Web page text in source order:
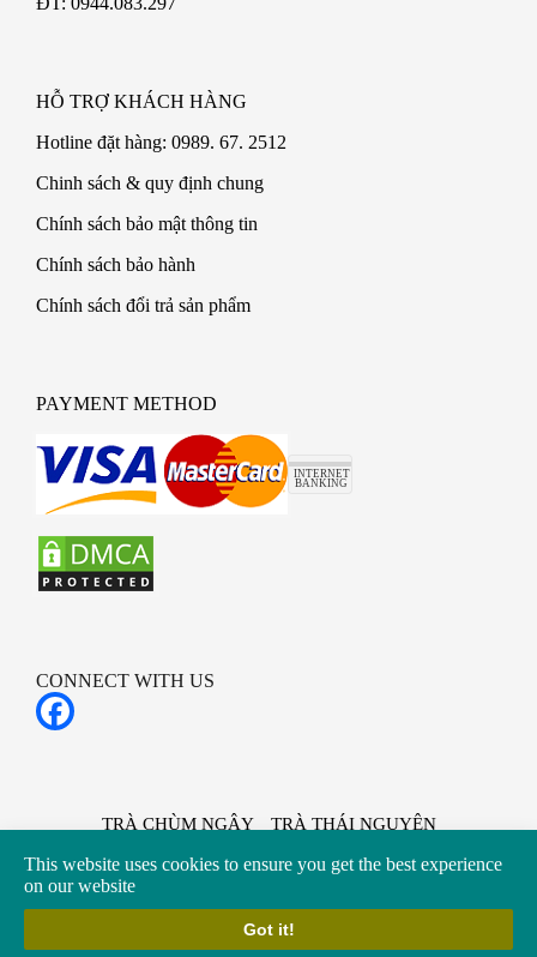
HỖ TRỢ KHÁCH HÀNG
Hotline đặt hàng: 0989. 67. 2512
Chinh sách & quy định chung
Chính sách bảo mật thông tin
Chính sách bảo hành
Chính sách đổi trả sản phẩm
PAYMENT METHOD
CONNECT WITH US
TRÀ CHÙM NGÂY
TRÀ THÁI NGUYÊN
TRÀ ĐINH LĂNG
SP GỐM SỨ
Copyright @ 2017 - 2026 by travietpro.com
This website uses cookies to ensure you get the best experience
on our website
Got it!